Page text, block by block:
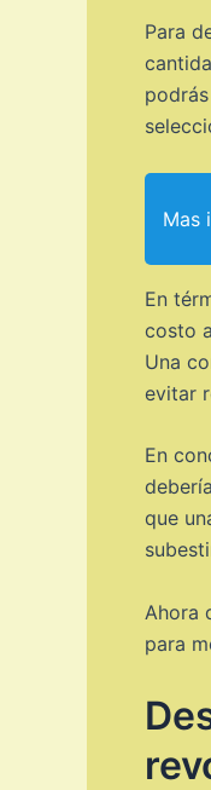
Para
Mas
En
costo
Una
evitar
En
que
Ahora
para